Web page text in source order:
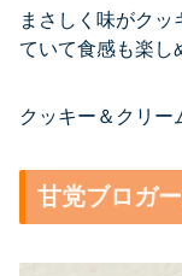
まさしく味がク
ていて食感も楽し
クッキー＆クリー
甘党ブロガ